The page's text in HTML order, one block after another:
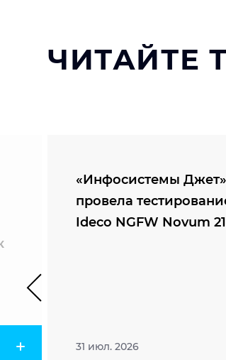
ЧИТАЙТЕ
«Инфосистемы Джет»
провела
Ideco NGFW Novum
31 июл. 2026